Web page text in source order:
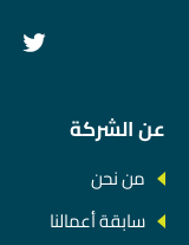
عن الشركة
من نحن
سابقة أعمالنا